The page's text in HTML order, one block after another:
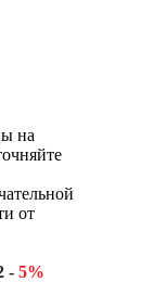
на
от
- 5%